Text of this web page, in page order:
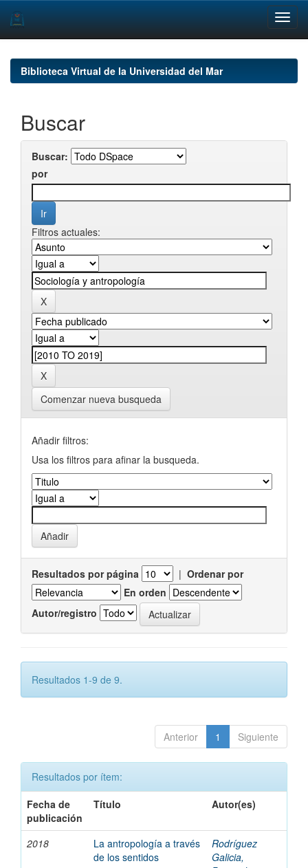
navigationBiblioteca Virtual de la Universidad del Mar
Buscar
Buscar:
por
Filtros actuales:
Comenzar nueva busqueda
Añadir filtros:
Usa los filtros para afinar la busqueda.
Resultados por página | Ordenar por
En orden
Autor/registro
Resultados 1-9 de 9.
Anterior 1 Siguiente
Resultados por ítem:
Fecha de
publicación
Título Autor(es)
2018
La antropología a través
de los sentidos
Rodríguez
Galicia,